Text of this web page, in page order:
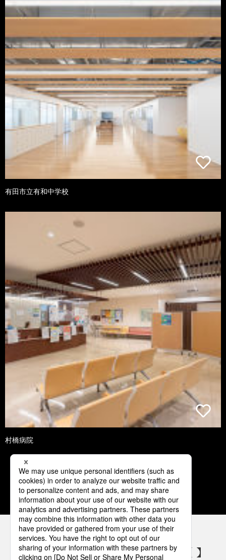
有田市立有和中学校
村橋病院
1 2 3 4 5
パナソニックの電気設備 SNSアカウント